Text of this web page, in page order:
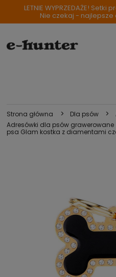
LETNIE WYPRZEDAŻE! Setki
Nie czekaj -
Strona główna > Dla psów >
Adresówki dla psów grawerowane
psa Glam kostka z diamentami